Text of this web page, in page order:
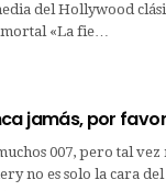
del Hollywood
«La fie…
jamás, por favor
007, pero tal
no es solo la cara del